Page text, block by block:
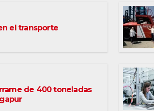
el transporte
de 400 toneladas